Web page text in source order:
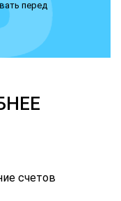
перед
счетов